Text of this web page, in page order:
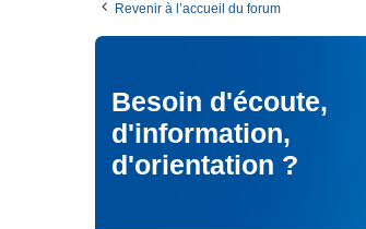
Revenir à l’accueil du forum
Besoin d'écoute,
d'information,
d'orientation ?